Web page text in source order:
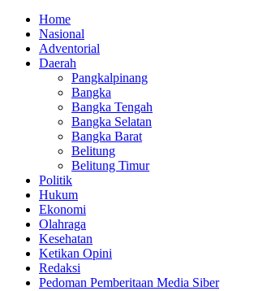
Home
Nasional
Adventorial
Daerah
Pangkalpinang
Bangka
Bangka Tengah
Bangka Selatan
Bangka Barat
Belitung
Belitung Timur
Politik
Hukum
Ekonomi
Olahraga
Kesehatan
Ketikan Opini
Redaksi
Pedoman Pemberitaan Media Siber